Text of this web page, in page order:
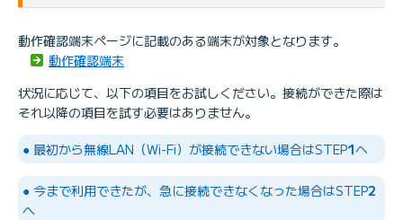
動作確認端末ページに記載のある端末が対象となります。
動作確認端末
状況に応じて、以下の項目をお試しください。接続ができた際は
それ以降の項目を試す必要はありません。
● 最初から無線LAN（Wi-Fi）が接続できない場合はSTEP1へ
● 今まで利用できたが、急に接続できなくなった場合はSTEP2
へ